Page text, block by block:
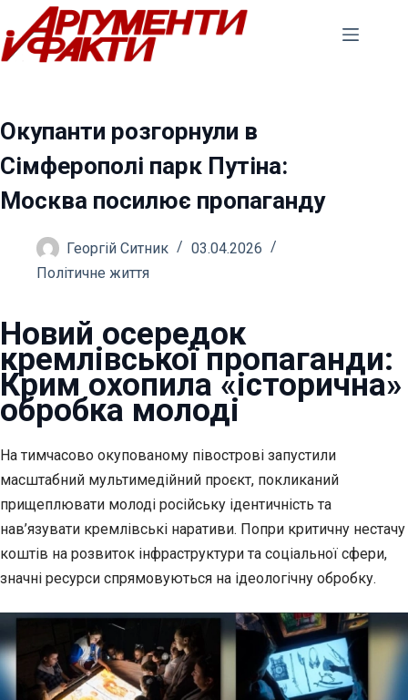
Перейти
до
вмісту
Окупанти розгорнули в
Сімферополі парк Путіна:
Москва посилює пропаганду
Георгій Ситник
03.04.2026
Політичне життя
Новий осередок
кремлівської пропаганди:
Крим охопила «історична»
обробка молоді
На тимчасово окупованому півострові запустили
масштабний мультимедійний проєкт, покликаний
прищеплювати молоді російську ідентичність та
нав’язувати кремлівські наративи. Попри критичну нестачу
коштів на розвиток інфраструктури та соціальної сфери,
значні ресурси спрямовуються на ідеологічну обробку.